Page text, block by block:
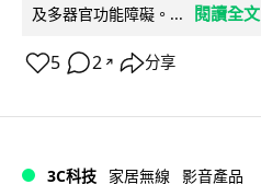
及多器官功能障礙。...
閱讀全文
5 2 ↗ 分享
3C科技 家居無線 影音產品